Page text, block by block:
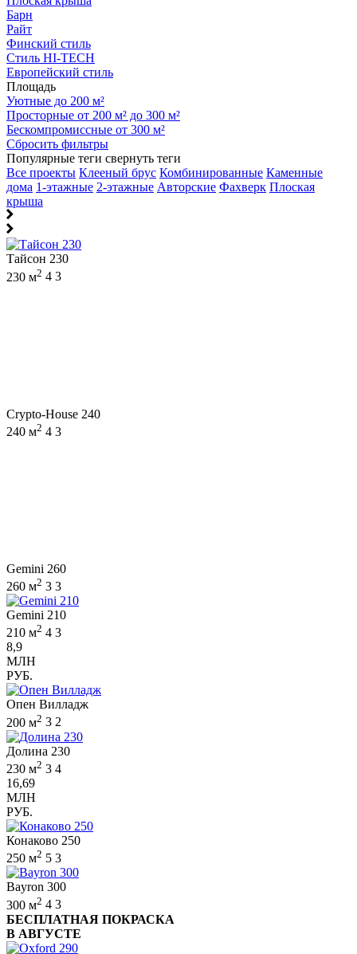
Барн
Райт
Финский стиль
Стиль HI-TECH
Европейский стиль
Площадь
Уютные до 200 м²
Просторные от 200 м² до 300 м²
Бескомпромиссные от 300 м²
Сбросить фильтры
Популярные теги свернуть теги
Все проекты Клееный брус Комбинированные Каменные
дома 1-этажные 2-этажные Авторские Фахверк Плоская
крыша
Тайсон 230
230 м2 4 3
Crypto-House 240
240 м2 4 3
Gemini 260
260 м2 3 3
Gemini 210
210 м2 4 3
8,9
МЛН
РУБ.
Опен Вилладж
200 м2 3 2
Долина 230
230 м2 3 4
16,69
МЛН
РУБ.
Конаково 250
250 м2 5 3
Bayron 300
300 м2 4 3
БЕСПЛАТНАЯ ПОКРАСКА
В АВГУСТЕ